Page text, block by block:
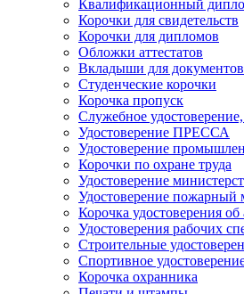
Квалификационный
Корочки для свидетельств
Корочки для дипломов
Обложки аттестатов
Вкладыши для документов
Студенческие корочки
Корочка пропуск
Служебное
Удостоверение ПРЕССА
Удостоверение
Корочки по охране труда
Удостоверение
Удостоверение
Корочка удостоверения об
Удостоверения рабочих
Строительные
Спортивное
Корочка охранника